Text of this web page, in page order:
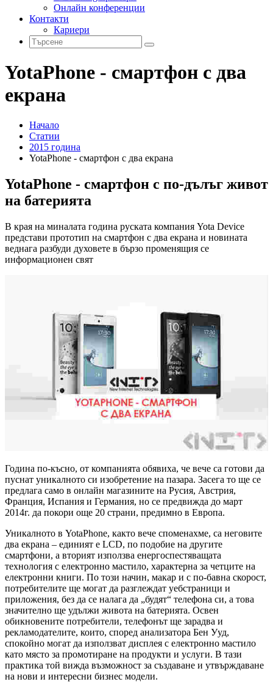
Онлайн конференции
Контакти
Кариери
YotaPhone - смартфон с два
екрана
Начало
Статии
2015 година
YotaPhone - смартфон с два екрана
YotaPhone - смартфон с по-дълъг живот
на батерията
В края на миналата година руската компания Yota Device
представи прототип на смартфон с два екрана и новината
веднага разбуди духовете в бързо променящия се
информационен свят
Година по-късно, от компанията обявиха, че вече са готови да
пуснат уникалното си изобретение на пазара. Засега то ще се
предлага само в онлайн магазините на Русия, Австрия,
Франция, Испания и Германия, но се предвижда до март
2014г. да покори още 20 страни, предимно в Европа.
Уникалното в YotaPhone, както вече споменахме, са неговите
два екрана – единият е LCD, по подобие на другите
смартфони, а вторият използва енергоспестяващата
технология с електронно мастило, характерна за четците на
електронни книги. По този начин, макар и с по-бавна скорост,
потребителите ще могат да разглеждат уебстраници и
приложения, без да се налага да „будят“ телефона си, а това
значително ще удължи живота на батерията. Освен
обикновените потребители, телефонът ще зарадва и
рекламодателите, които, според анализатора Бен Ууд,
спокойно могат да използват дисплея с електронно мастило
като място за промотиране на продукти и услуги. В тази
практика той вижда възможност за създаване и утвърждаване
на нови и интересни бизнес модели.